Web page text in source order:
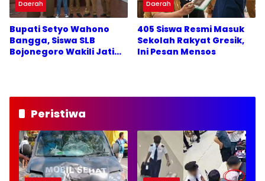
Daerah
Bupati Setyo Wahono
Bangga, Siswa SLB
Bojonegoro Wakili Jatim
Daerah
405 Siswa Resmi Masuk
Sekolah Rakyat Gresik,
Ini Pesan Mensos
Peristiwa